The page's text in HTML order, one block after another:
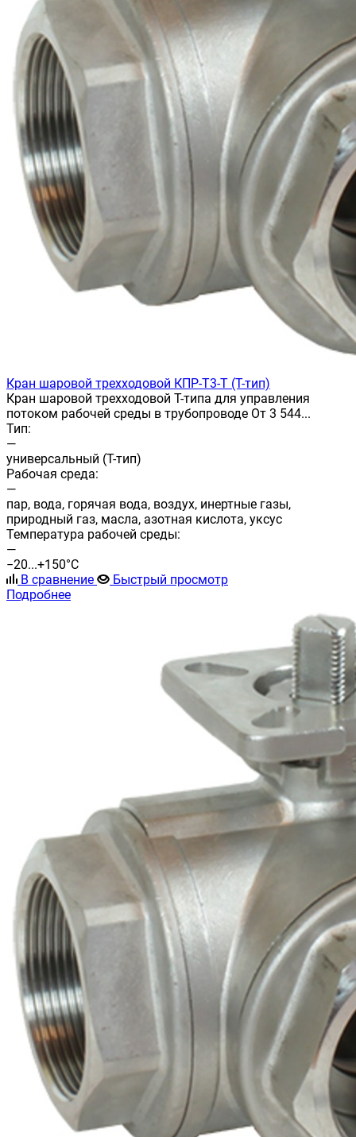
Кран шаровой трехходовой КПР-Т3-Т (T-тип)
Кран шаровой трехходовой T-типа для управления
потоком рабочей среды в трубопроводе От 3 544...
Тип:
—
универсальный (T-тип)
Рабочая среда:
—
пар, вода, горячая вода, воздух, инертные газы,
природный газ, масла, азотная кислота, уксус
Температура рабочей среды:
—
−20...+150°С
В сравнение
Быстрый просмотр
Подробнее